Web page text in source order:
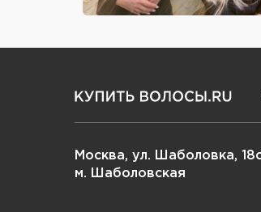
Москва, ул. Шаболовка,
м. Шаболовская